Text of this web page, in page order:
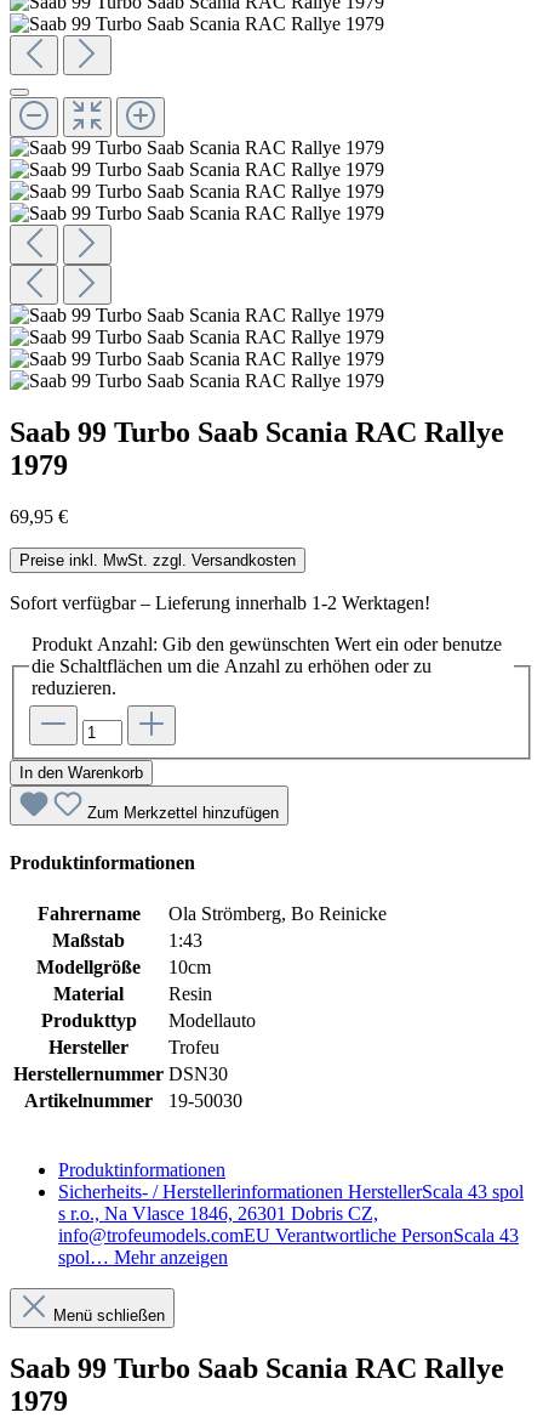
Saab 99 Turbo Saab Scania RAC Rallye
1979
69,95 €
Preise inkl. MwSt. zzgl. Versandkosten
Sofort verfügbar – Lieferung innerhalb 1-2 Werktagen!
Produkt Anzahl: Gib den gewünschten Wert ein oder benutze
die Schaltflächen um die Anzahl zu erhöhen oder zu
reduzieren.
In den Warenkorb
Zum Merkzettel hinzufügen
Produktinformationen
Fahrername
Ola Strömberg, Bo Reinicke
Maßstab
1:43
Modellgröße
10cm
Material
Resin
Produkttyp
Modellauto
Hersteller
Trofeu
Herstellernummer DSN30
Artikelnummer
19-50030
Produktinformationen
Sicherheits- / Herstellerinformationen HerstellerScala 43 spol
s r.o., Na Vlasce 1846, 26301 Dobris CZ,
info@trofeumodels.comEU Verantwortliche PersonScala 43
spol… Mehr anzeigen
Menü schließen
Saab 99 Turbo Saab Scania RAC Rallye
1979